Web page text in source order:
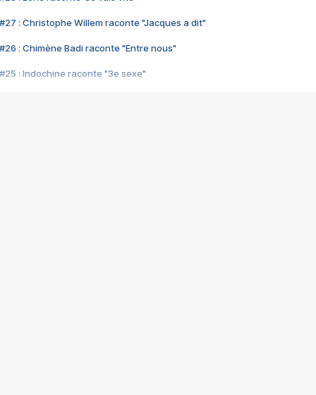
#27 : Christophe Willem raconte "Jacques a dit"
#26 : Chimène Badi raconte "Entre nous"
#25 : Indochine raconte "3e sexe"